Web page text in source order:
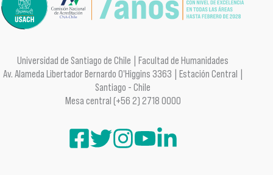
Universidad de Santiago de Chile | Facultad de Humanidades
Av. Alameda Libertador Bernardo O'Higgins 3363 | Estación Central |
Santiago - Chile
Mesa central (+56 2) 2718 0000